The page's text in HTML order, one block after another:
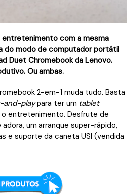
entretenimento com a mesma
do modo de computador portátil
Duet Chromebook da Lenovo.
Ou ambas.
2-em-1 muda tudo. Basta
and-playpara ter um tablet
entretenimento. Desfrute de
um arranque super-rápido,
e suporte da caneta USI (vendida